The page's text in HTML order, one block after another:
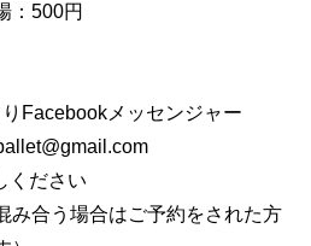
：500円
Facebookメッセンジャー
ください
み合う場合はご予約をされた方